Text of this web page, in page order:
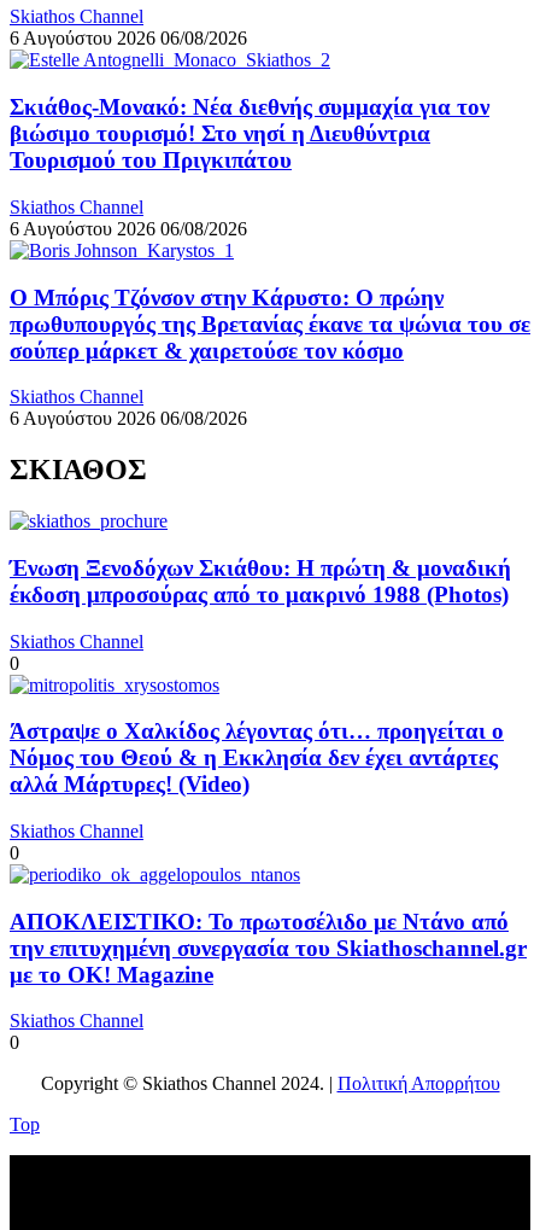
Skiathos Channel
6 Αυγούστου 2026 06/08/2026
Σκιάθος-Μονακό: Νέα διεθνής συμμαχία για τον
βιώσιμο τουρισμό! Στο νησί η Διευθύντρια
Τουρισμού του Πριγκιπάτου
Skiathos Channel
6 Αυγούστου 2026 06/08/2026
Ο Μπόρις Τζόνσον στην Κάρυστο: Ο πρώην
πρωθυπουργός της Βρετανίας έκανε τα ψώνια του σε
σούπερ μάρκετ & χαιρετούσε τον κόσμο
Skiathos Channel
6 Αυγούστου 2026 06/08/2026
ΣΚΙΑΘΟΣ
Ένωση Ξενοδόχων Σκιάθου: Η πρώτη & μοναδική
έκδοση μπροσούρας από το μακρινό 1988 (Photos)
Skiathos Channel
0
Άστραψε ο Χαλκίδος λέγοντας ότι… προηγείται ο
Νόμος του Θεού & η Εκκλησία δεν έχει αντάρτες
αλλά Μάρτυρες! (Video)
Skiathos Channel
0
ΑΠΟΚΛΕΙΣΤΙΚΟ: Το πρωτοσέλιδο με Ντάνο από
την επιτυχημένη συνεργασία του Skiathoschannel.gr
με το OK! Magazine
Skiathos Channel
0
Copyright © Skiathos Channel 2024. | Πολιτική Απορρήτου
Top